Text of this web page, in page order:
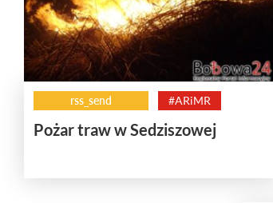
rss_send #ARiMR
Pożar traw w Sedziszowej